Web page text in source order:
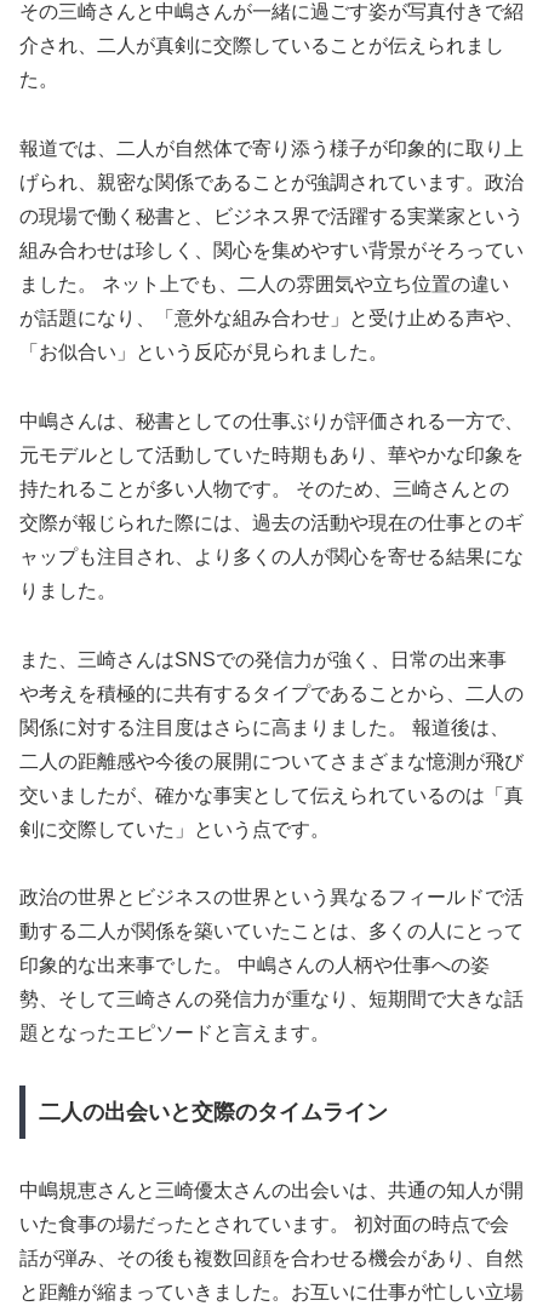
その三崎さんと中嶋さんが一緒に過ごす姿が写真付きで紹
介され、二人が真剣に交際していることが伝えられまし
た。
報道では、二人が自然体で寄り添う様子が印象的に取り上
げられ、親密な関係であることが強調されています。政治
の現場で働く秘書と、ビジネス界で活躍する実業家という
組み合わせは珍しく、関心を集めやすい背景がそろってい
ました。 ネット上でも、二人の雰囲気や立ち位置の違い
が話題になり、「意外な組み合わせ」と受け止める声や、
「お似合い」という反応が見られました。
中嶋さんは、秘書としての仕事ぶりが評価される一方で、
元モデルとして活動していた時期もあり、華やかな印象を
持たれることが多い人物です。 そのため、三崎さんとの
交際が報じられた際には、過去の活動や現在の仕事とのギ
ャップも注目され、より多くの人が関心を寄せる結果にな
りました。
また、三崎さんはSNSでの発信力が強く、日常の出来事
や考えを積極的に共有するタイプであることから、二人の
関係に対する注目度はさらに高まりました。 報道後は、
二人の距離感や今後の展開についてさまざまな憶測が飛び
交いましたが、確かな事実として伝えられているのは「真
剣に交際していた」という点です。
政治の世界とビジネスの世界という異なるフィールドで活
動する二人が関係を築いていたことは、多くの人にとって
印象的な出来事でした。 中嶋さんの人柄や仕事への姿
勢、そして三崎さんの発信力が重なり、短期間で大きな話
題となったエピソードと言えます。
二人の出会いと交際のタイムライン
中嶋規恵さんと三崎優太さんの出会いは、共通の知人が開
いた食事の場だったとされています。 初対面の時点で会
話が弾み、その後も複数回顔を合わせる機会があり、自然
と距離が縮まっていきました。お互いに仕事が忙しい立場